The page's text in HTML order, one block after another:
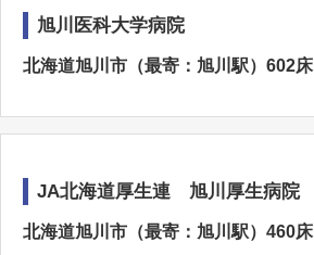
旭川医科大学病院
北海道旭川市（最寄：旭川駅）602床
JA北海道厚生連 旭川厚生病院
北海道旭川市（最寄：旭川駅）460床